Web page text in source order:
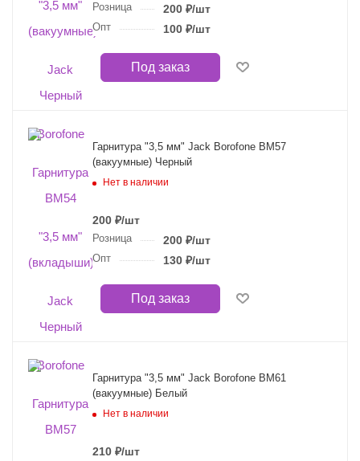
Розница 200₽/шт
Опт 100₽/шт
Под заказ
Гарнитура "3,5 мм" Jack Borofone BM57
(вакуумные) Черный
Нет в наличии
200 ₽/шт
Розница 200₽/шт
Опт 130₽/шт
Под заказ
Гарнитура "3,5 мм" Jack Borofone BM61
(вакуумные) Белый
Нет в наличии
210 ₽/шт